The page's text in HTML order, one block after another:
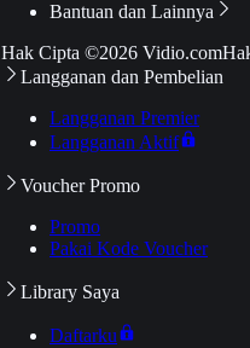
Bantuan dan Lainnya
Hak Cipta ©2026 Vidio.com
Langganan dan Pembelian
Langganan Premier
Langganan Aktif
Voucher Promo
Promo
Pakai Kode Voucher
Library Saya
Daftarku